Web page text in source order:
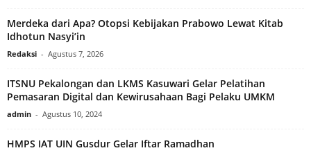
Merdeka dari Apa? Otopsi Kebijakan Prabowo Lewat Kitab
Idhotun Nasyi’in
Redaksi - Agustus 7, 2026
ITSNU Pekalongan dan LKMS Kasuwari Gelar Pelatihan
Pemasaran Digital dan Kewirusahaan Bagi Pelaku UMKM
admin - Agustus 10, 2024
HMPS IAT UIN Gusdur Gelar Iftar Ramadhan